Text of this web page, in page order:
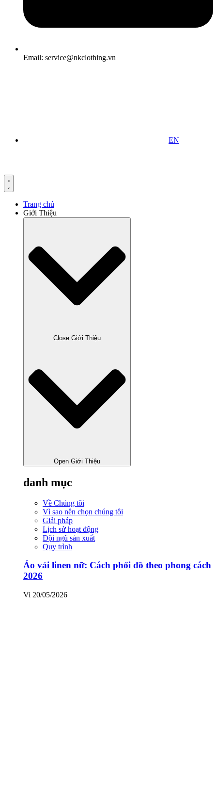
Email: service@nkclothing.vn
EN
Trang chủ
Giới Thiệu
Close Giới Thiệu
Open Giới Thiệu
danh mục
Về Chúng tôi
Vì sao nên chọn chúng tôi
Giải pháp
Lịch sử hoạt động
Đội ngũ sản xuất
Quy trình
Áo vải linen nữ: Cách phối đồ theo phong cách
2026
Vi 20/05/2026